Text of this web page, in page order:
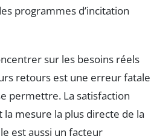
programmes d’incitation
sur les besoins réels
retours est une erreur fatale
permettre. La satisfaction
mesure la plus directe de la
est aussi un facteur